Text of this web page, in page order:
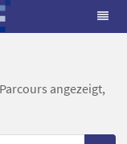
angezeigt,